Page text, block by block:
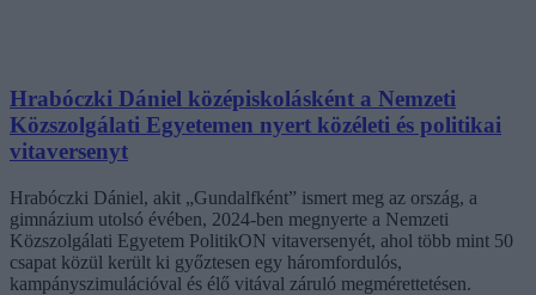
Hrabóczki Dániel középiskolásként a Nemzeti
Közszolgálati Egyetemen nyert közéleti és politikai
vitaversenyt
Hrabóczki Dániel, akit „Gundalfként” ismert meg az ország, a
gimnázium utolsó évében, 2024-ben megnyerte a Nemzeti
Közszolgálati Egyetem PolitikON vitaversenyét, ahol több mint 50
csapat közül került ki győztesen egy háromfordulós,
kampányszimulációval és élő vitával záruló megmérettetésen.